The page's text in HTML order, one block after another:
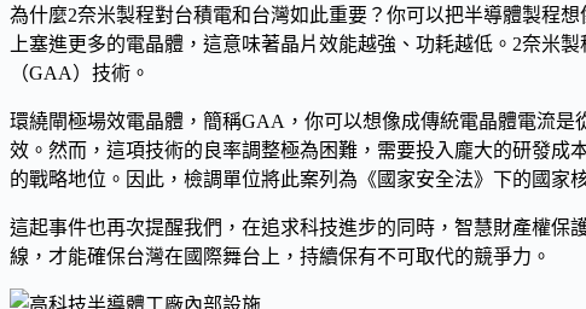
為什麼2奈米製程對台積電和台灣如此重要？你可以把半導體製程
上塞進更多的電晶體，這意味著晶片效能越強、功耗越低。2奈米
（GAA）技術 。
環繞閘極場效電晶體，簡稱GAA，你可以想像成傳統電晶體電流
效。然而，這項技術的 良率調整極為困難，需要投入龐大的研發成
的戰略地位。因此，檢調單位將此案列為《國家安全法》下的 國家
這起事件也再次提醒我們，在追求科技進步的同時， 智慧財產權保
線，才能確保台灣在國際舞台上，持續保有不可取代的競爭力。